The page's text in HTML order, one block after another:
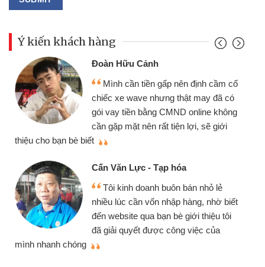
Ý kiến khách hàng
Đoàn Hữu Cảnh
Mình cần tiền gấp nên định cầm cố
chiếc xe wave nhưng thật may đã có
gói vay tiền bằng CMND online không
cần gặp mặt nên rất tiện lợi, sẽ giới
thiệu cho bạn bè biết
Cấn Văn Lực - Tạp hóa
Tôi kinh doanh buôn bán nhỏ lẻ
nhiều lúc cần vốn nhập hàng, nhờ biết
đến website qua bạn bè giới thiệu tôi
đã giải quyết được công việc của
mình nhanh chóng